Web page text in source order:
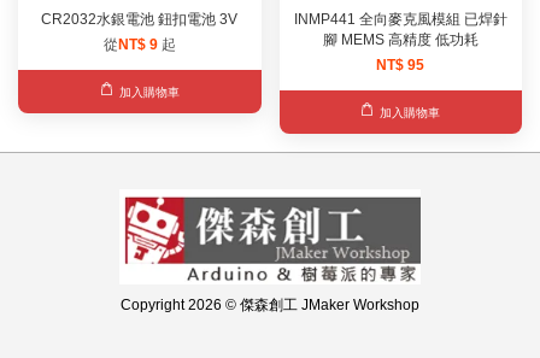
CR2032水銀電池 鈕扣電池 3V
從 NT$ 9 起
加入購物車
INMP441 全向麥克風模組 已焊針
腳 MEMS 高精度 低功耗
NT$ 95
加入購物車
Copyright 2026 © 傑森創工 JMaker Workshop